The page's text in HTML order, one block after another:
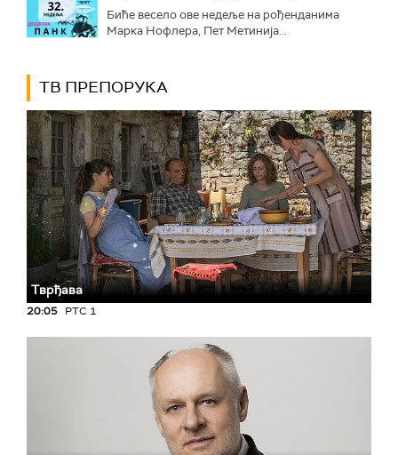
Биће весело ове недеље на рођенданима
Марка Нофлера, Пет Метинија...
ТВ ПРЕПОРУКА
Тврђава
20:05 РТС 1